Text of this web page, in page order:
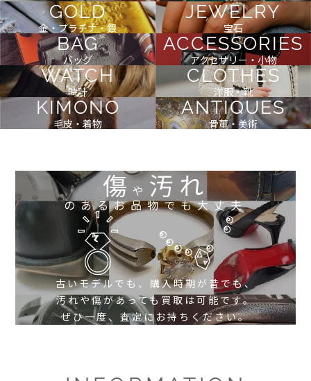
GOLD
金・プラチナ・銀
JEWELRY
宝石
BAG
バッグ
ACCESSORIES
アクセサリー・小物
WATCH
時計
CLOTHES
洋服・靴
KIMONO
毛皮・着物
ANTIQUES
骨董・美術
傷や 汚れ
のあるお品物でも大丈夫
古いモデルでも、購入時期が昔でも、
汚れや傷があっても買取は可能です。
ぜひ一度、査定にお持ちください。